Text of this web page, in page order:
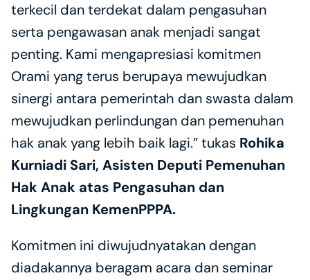
terkecil dan terdekat dalam pengasuhan
serta pengawasan anak menjadi sangat
penting. Kami mengapresiasi komitmen
Orami yang terus berupaya mewujudkan
sinergi antara pemerintah dan swasta dalam
mewujudkan perlindungan dan pemenuhan
hak anak yang lebih baik lagi.” tukas Rohika
Kurniadi Sari, Asisten Deputi Pemenuhan
Hak Anak atas Pengasuhan dan
Lingkungan KemenPPPA.
Komitmen ini diwujudnyatakan dengan
diadakannya beragam acara dan seminar